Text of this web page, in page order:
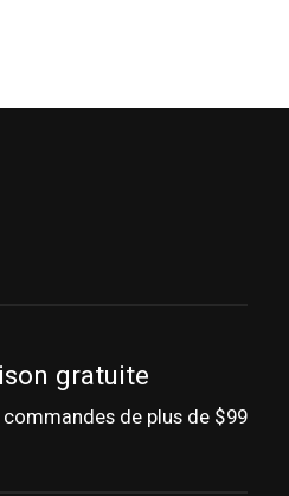
gratuite
commandes de plus de $99